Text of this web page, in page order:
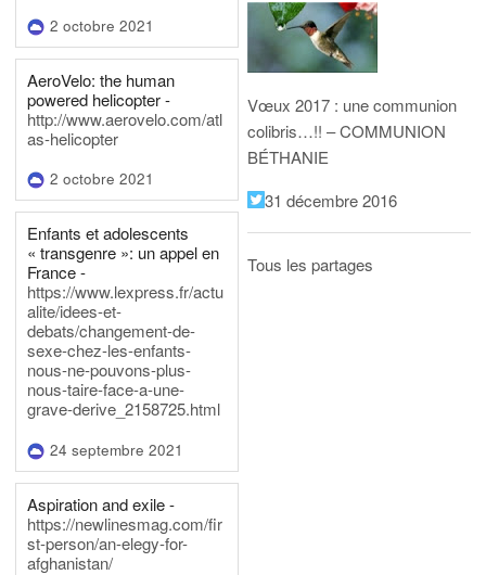
2 octobre 2021
AeroVelo: the human
powered helicopter -
http://www.aerovelo.com/atl
as-helicopter
2 octobre 2021
Enfants et adolescents
« transgenre »: un appel en
France -
https://www.lexpress.fr/actu
alite/idees-et-
debats/changement-de-
sexe-chez-les-enfants-
nous-ne-pouvons-plus-
nous-taire-face-a-une-
grave-derive_2158725.html
24 septembre 2021
Aspiration and exile -
https://newlinesmag.com/fir
st-person/an-elegy-for-
afghanistan/
Vœux 2017 : une communion
colibris…!! – COMMUNION
BÉTHANIE
31 décembre 2016
Tous les partages